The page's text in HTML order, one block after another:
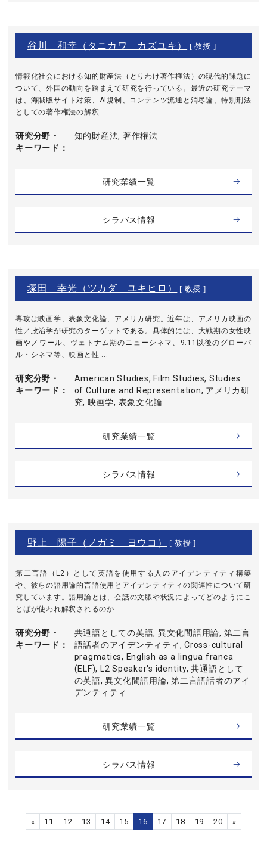
谷川 和幸（タニカワ カズユキ） [ 教授 ]
情報化社会における知的財産法（とりわけ著作権法）の現代的課題に
ついて、外国の動向を踏まえて研究を行っている。最近の研究テーマ
は、海賊版サイト対策、AI規制、コンテンツ流通と消尽論、特別刑法
としての著作権法の解釈 ...
研究分野・
キーワード
知的財産法, 著作権法
研究業績一覧
シラバス情報
塚田 幸光（ツカダ ユキヒロ） [ 教授 ]
専攻は映画学、表象文化論、アメリカ研究。近年は、アメリカ映画の
性／政治学が研究のターゲットである。具体的には、大戦期の女性映
画やノワール、ヴェトナム期のニューシネマ、9.11以後のグローバ
ル・シネマ等、映画と性 ...
研究分野・
キーワード
American Studies, Film Studies, Studies
of Culture and Representation, アメリカ研
究, 映画学, 表象文化論
研究業績一覧
シラバス情報
野上 陽子（ノガミ ヨウコ） [ 教授 ]
第二言語（L2）として英語を使用する人のアイデンティティ構築
や、彼らの語用論的言語使用とアイデンティティの関連性について研
究しています。語用論とは、会話の文脈や状況によってどのようにこ
とばが使われ解釈されるのか ...
研究分野・
キーワード
共通語としての英語, 異文化間語用論, 第二言
語話者のアイデンティティ, Cross-cultural
pragmatics, English as a lingua franca
(ELF), L2 Speaker's identity, 共通語として
の英語, 異文化間語用論, 第二言語話者のアイ
デンティティ
研究業績一覧
シラバス情報
« 11 12 13 14 15 16 17 18 19 20 »